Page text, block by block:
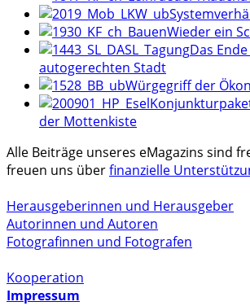
Wieder ein
Das
autogerechten Stadt
Würgegriff der
der Mottenkiste
Alle Beiträge unseres eMagazins sind
freuen uns überfinanzielle
Herausgeberinnen und Herausgeber
Autorinnen und Autoren
Fotografinnen und Fotografen
Kooperation
Impressum